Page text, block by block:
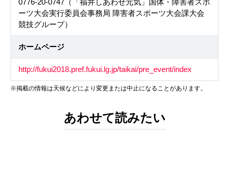
0776-20-0747（「福井しあわせ元気」国体・障害者スポ
ーツ大会実行委員会事務局 障害者スポーツ大会課大会
競技グループ）
ホームページ
http://fukui2018.pref.fukui.lg.jp/taikai/pre_event/index
※掲載の情報は天候などにより変更または中止になることがあります。
あわせて読みたい